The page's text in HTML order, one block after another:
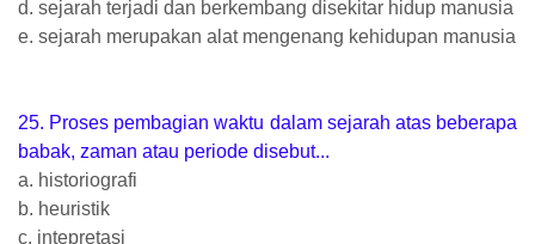
d. sejarah terjadi dan berkembang disekitar hidup manusia
e. sejarah merupakan alat mengenang kehidupan manusia
25. Proses pembagian waktu dalam sejarah atas beberapa
babak, zaman atau periode disebut...
a. historiografi
b. heuristik
c. intepretasi